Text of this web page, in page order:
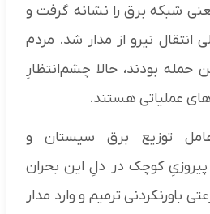
شبکه برق را نشانه گرفت و
۳ خط اصلی انتقال نیرو از مدار شد. مردم
بودند، حالا چشم‌انتظارِ
عملیاتی هستند.
توزیع برق سیستان و
کوچک در دلِ این بحران
با سرعتی باورنکردنی ترمیم و وارد مدار